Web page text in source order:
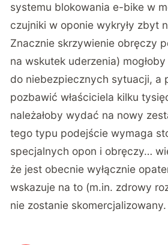
systemu blokowania e-bike w
czujniki w oponie wykryły zbyt
Znacznie skrzywienie obręczy
na wskutek uderzenia)
do niebezpiecznych sytuacji, a
pozbawić właściciela kilku
należałoby wydać na nowy
tego typu podejście wymaga
specjalnych opon i obręczy…
że jest obecnie wyłącznie
wskazuje na to (m.in. zdrowy
nie zostanie skomercjalizowany.